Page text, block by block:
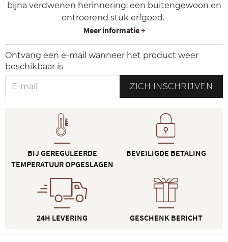
bijna verdwenen herinnering: een buitengewoon en
ontroerend stuk erfgoed.
Meer informatie+
Ontvang een e-mail wanneer het product weer
beschikbaar is
ZICH INSCHRIJVEN
BIJ GEREGULEERDE
TEMPERATUUR OPGESLAGEN
24H LEVERING
BEVEILIGDE BETALING
GESCHENK BERICHT